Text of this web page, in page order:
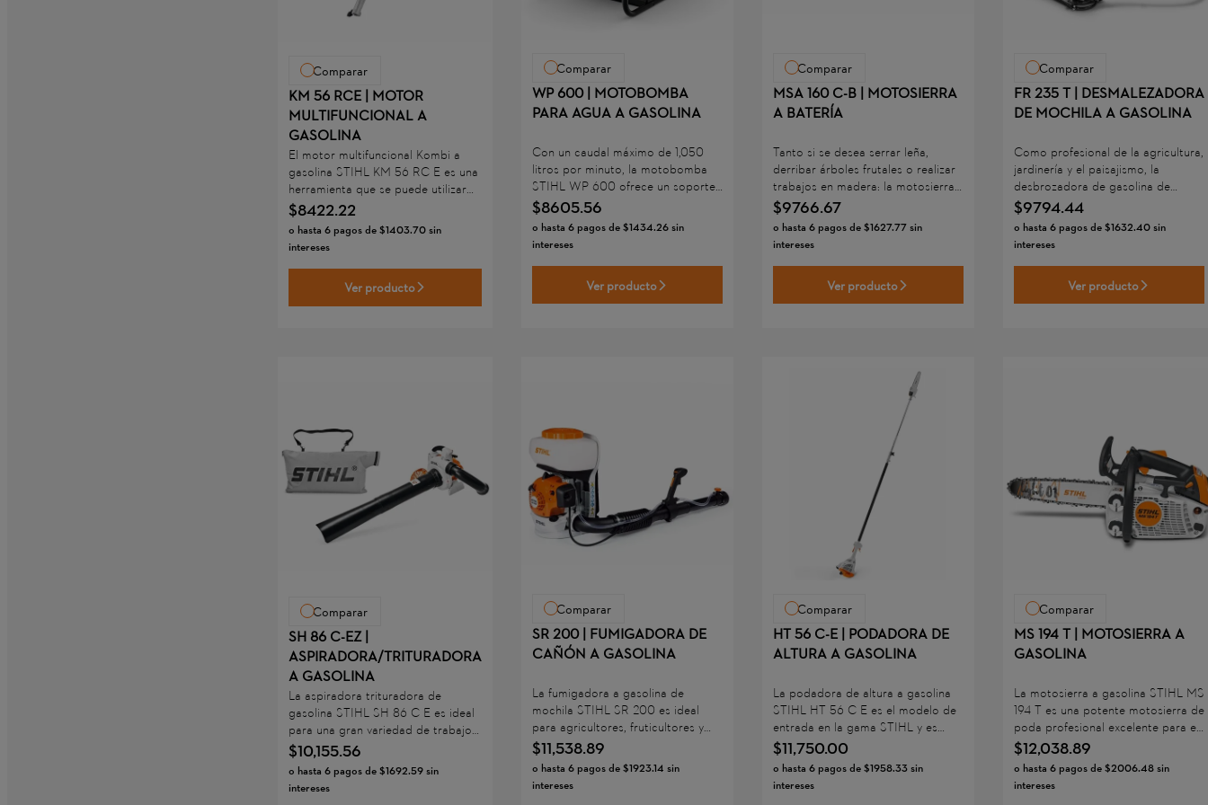
Comparar
KM 56 RCE | MOTOR
MULTIFUNCIONAL A
GASOLINA
El motor multifuncional Kombi a
gasolina STIHL KM 56 RC-E es una
herramienta que se puede utilizar
con una variedad de
accesorios/acoples del Sistema
Combi STIHL. El KM 56 RC-E está
diseñado principalmente para
usuarios privados que desean
utilizar un solo motor para
completar sus trabajos en la casa,
$8422.22
o hasta 6pagos de$1403.70sin
intereses
Ver producto
Comparar
WP 600 | MOTOBOMBA
PARA AGUA A GASOLINA
Con un caudal máximo de 1,050
litros por minuto, la motobomba
STIHL WP 600 ofrece un soporte
eficiente para el transporte de
agua. En la agricultura, por
ejemplo, permite extraer agua
dulce de lagos, ríos, pozos o
depósitos, así como eliminar
acumulaciones no deseadas de
agua.
$8605.56
o hasta 6pagos de$1434.26sin
intereses
Ver producto
Comparar
MSA 160 C-B | MOTOSIERRA
A BATERÍA
Tanto si se desea serrar leña,
derribar árboles frutales o realizar
trabajos en madera: la motosierra
a batería STIHL MSA 160 C-B le
resulta ideal para trabajar en el
hogar, en la jardinería y la
conservación de paisajes o en el
arte. Como el motor es silencioso y
su funcionamiento no tiene
emisiones, se puede utilizar esta
$9766.67
o hasta 6pagos de$1627.77sin
intereses
Ver producto
Comparar
FR 235 T | DESMALEZADORA
DE MOCHILA A GASOLINA
Como profesional de la agricultura,
jardinería y el paisajismo, la
desbrozadora de gasolina de
mochila STIHL FR 235 T ofrece un
alto rendimiento para cortar el
césped o eliminar la maleza gracias
al motor STIHL 2-MIX.
$9794.44
o hasta 6pagos de$1632.40sin
intereses
Ver producto
Comparar
SH 86 C-EZ |
ASPIRADORA/TRITURADORA
A GASOLINA
La aspiradora-trituradora de
gasolina STIHL SH 86 C-E es ideal
para una gran variedad de trabajos
de trituración y soplado, y es
perfecta para un uso prolongado
en grandes superficies. La eficiente
aspiradora de hojas proporciona
$10,155.56
o hasta 6pagos de$1692.59sin
intereses
Comparar
SR 200 | FUMIGADORA DE
CAÑÓN A GASOLINA
La fumigadora a gasolina de
mochila STIHL SR 200 es ideal
para agricultores, fruticultores y
viticultores que necesitan aplicar
líquidos de forma eficiente. La
empuñadura multifuncional de una
sola mano de la STIHL SR 200
$11,538.89
o hasta 6pagos de$1923.14 sin
intereses
Comparar
HT 56 C-E | PODADORA DE
ALTURA A GASOLINA
La podadora de altura a gasolina
STIHL HT 56 C-E es el modelo de
entrada en la gama STIHL y es
ideal para el mantenimiento de
áreas verdes y la poda de árboles
frutales. Su potente motor STIHL
2-MIX permite a propietarios de
$11,750.00
o hasta 6pagos de$1958.33sin
intereses
Comparar
MS 194 T | MOTOSIERRA A
GASOLINA
La motosierra a gasolina STIHL MS
194 T es una potente motosierra de
poda profesional excelente para el
mantenimiento de copas, así como
para la eliminación de madera
muerta y ramas. El diseño
compacto de la motosierra STIHL
$12,038.89
o hasta 6pagos de$2006.48sin
intereses